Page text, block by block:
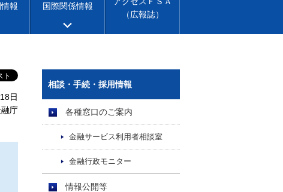
Machine translation
報 国際関係情報
（広報誌）
日
庁
相談・手続・採用情報
各種窓口のご案内
金融サービス利用者相談室
金融行政モニター
情報公開等